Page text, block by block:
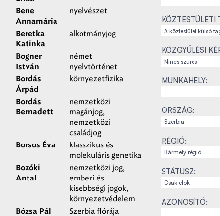
Bene
Annamária
nyelvészet
Beretka
Katinka
alkotmányjog
Bogner
István
német
nyelvtörténet
Bordás
Árpád
környezetfizika
Bordás
Bernadett
nemzetközi
magánjog,
nemzetközi
családjog
Borsos Éva
klasszikus és
molekuláris genetika
Bozóki
Antal
nemzetközi jog,
emberi és
kisebbségi jogok,
környezetvédelem
Bózsa Pál Szerbia flórája
KÖZTESTÜLETI
KÖZGYŰLÉSI
MUNKAHELY:
ORSZÁG:
RÉGIÓ:
STÁTUSZ:
AZONOSÍTÓ: